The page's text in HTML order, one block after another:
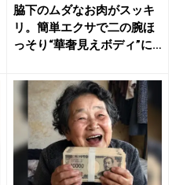
脇下のムダなお肉がスッキ
リ。簡単エクサで二の腕ほ
っそり“華奢見えボディ”に -